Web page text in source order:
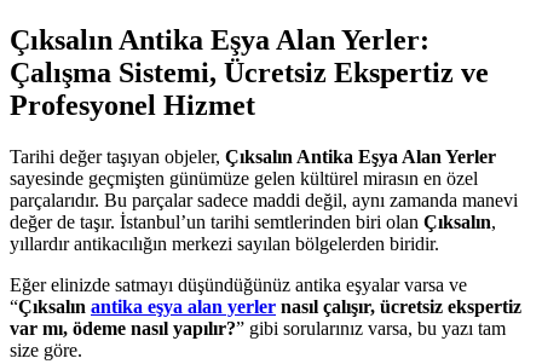
Çıksalın Antika Eşya Alan Yerler:
Çalışma Sistemi, Ücretsiz Ekspertiz ve
Profesyonel Hizmet
Tarihi değer taşıyan objeler, Çıksalın Antika Eşya Alan Yerler
sayesinde geçmişten günümüze gelen kültürel mirasın en özel
parçalarıdır. Bu parçalar sadece maddi değil, aynı zamanda manevi
değer de taşır. İstanbul’un tarihi semtlerinden biri olan Çıksalın,
yıllardır antikacılığın merkezi sayılan bölgelerden biridir.
Eğer elinizde satmayı düşündüğünüz antika eşyalar varsa ve
“Çıksalın antika eşya alan yerler nasıl çalışır, ücretsiz ekspertiz
var mı, ödeme nasıl yapılır?” gibi sorularınız varsa, bu yazı tam
size göre.